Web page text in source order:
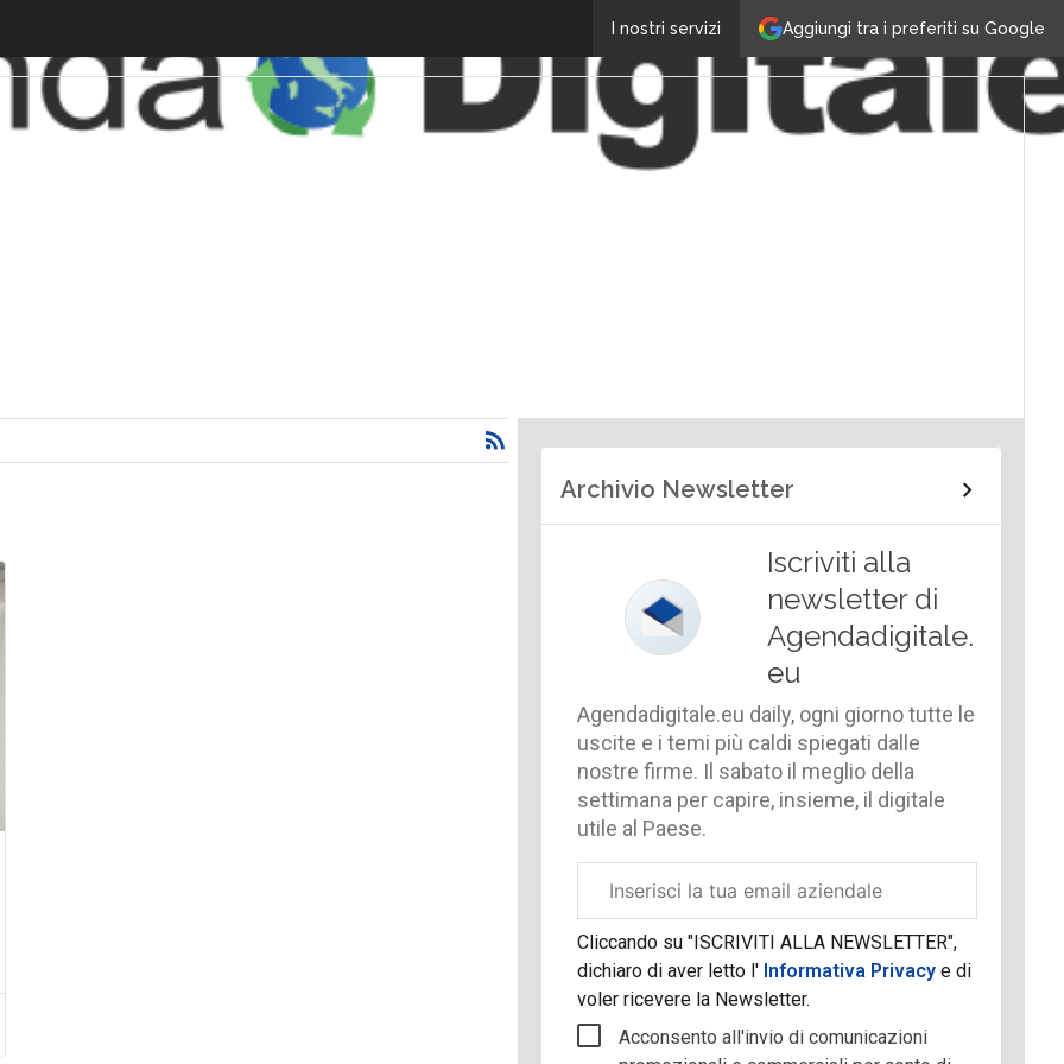
Aggiungi tra i preferiti su Google
I nostri servizi
Archivio Newsletter
Iscriviti alla
newsletter di
Agendadigitale.
eu
Agendadigitale.eu daily, ogni giorno tutte le
uscite e i temi più caldi spiegati dalle
nostre firme. Il sabato il meglio della
settimana per capire, insieme, il digitale
utile al Paese.
aziendale
Cliccando su "ISCRIVITI ALLA NEWSLETTER",
dichiaro di aver letto l' Informativa Privacye di
voler ricevere la Newsletter.
Acconsento all'invio di comunicazioni